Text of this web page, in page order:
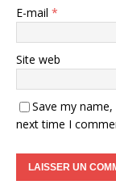
E-mail *
Site web
Save my
next time I